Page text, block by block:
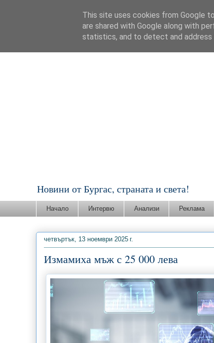
Новини от Бургас, страната и света!
Начало Интервю Анализи Реклама
четвъртък, 13 ноември 2025 г.
Измамиха мъж с 25 000 лева
This site uses cookies from Google
are shared with Google along with
statistics, and to detect and address